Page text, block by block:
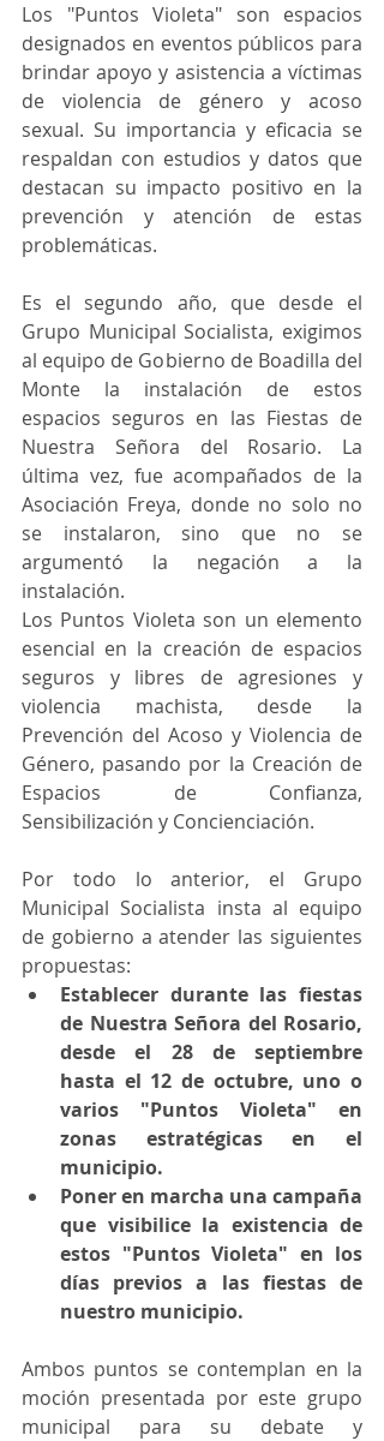
Los "Puntos Violeta" son espacios
designados en eventos públicos para
brindar apoyo y asistencia a víctimas
de violencia de género y acoso
sexual. Su importancia y eficacia se
respaldan con estudios y datos que
destacan su impacto positivo en la
prevención y atención de estas
problemáticas.
Es el segundo año, que desde el
Grupo Municipal Socialista, exigimos
al equipo de Gobierno de Boadilla del
Monte la instalación de estos
espacios seguros en las Fiestas de
Nuestra Señora del Rosario. La
última vez, fue acompañados de la
Asociación Freya, donde no solo no
se instalaron, sino que no se
argumentó la negación a la
instalación.
Los Puntos Violeta son un elemento
esencial en la creación de espacios
seguros y libres de agresiones y
violencia machista, desde la
Prevención del Acoso y Violencia de
Género, pasando por la Creación de
Espacios de Confianza,
Sensibilización y Concienciación.
Por todo lo anterior, el Grupo
Municipal Socialista insta al equipo
de gobierno a atender las siguientes
propuestas:
Establecer durante las fiestas
de Nuestra Señora del Rosario,
desde el 28 de septiembre
hasta el 12 de octubre, uno o
varios "Puntos Violeta" en
zonas estratégicas en el
municipio.
Poner en marcha una campaña
que visibilice la existencia de
estos "Puntos Violeta" en los
días previos a las fiestas de
nuestro municipio.
Ambos puntos se contemplan en la
moción presentada por este grupo
municipal para su debate y